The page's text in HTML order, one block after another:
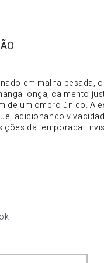
em malha pesada,
longa, caimento
de um ombro único. A
adicionando
da temporada.